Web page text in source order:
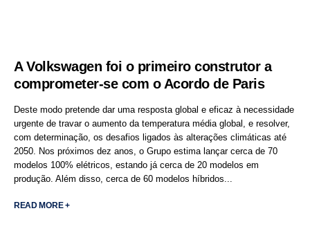
A Volkswagen foi o primeiro construtor a
comprometer-se com o Acordo de Paris
Deste modo pretende dar uma resposta global e eficaz à necessidade
urgente de travar o aumento da temperatura média global, e resolver,
com determinação, os desafios ligados às alterações climáticas até
2050. Nos próximos dez anos, o Grupo estima lançar cerca de 70
modelos 100% elétricos, estando já cerca de 20 modelos em
produção. Além disso, cerca de 60 modelos híbridos...
READ MORE +